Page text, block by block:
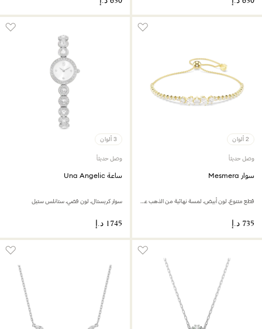
2 ألوان
وصل حديثاً
سوار Mesmera
قطع متنوع، لون أبيض، لمسة نهائية من الذهب عيار 18 قيراط
3 ألوان
وصل حديثاً
ساعة Una Angelic
سوار كريستال، لون فضي، ستانلس ستيل